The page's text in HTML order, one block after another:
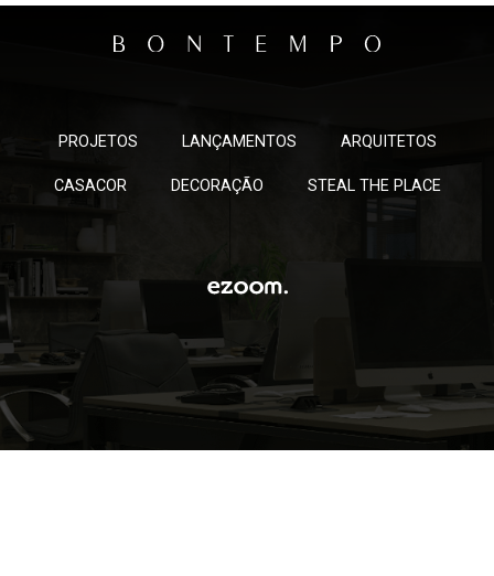
PROJETOS LANÇAMENTOS ARQUITETOS
CASACOR DECORAÇÃO STEAL THE PLACE